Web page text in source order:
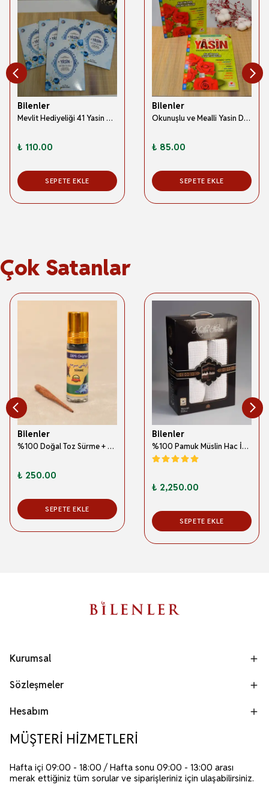
Bilenler
Mevlit Hediyeliği 41 Yasin Bilgisayar Hatlı Türkçe Okunuş Mealli ve Sesli 5 Adet Mavi
₺ 110.00
SEPETE EKLE
Bilenler
Okunuşlu ve Mealli Yasin Dua Kitabı Orta Boy
₺ 85.00
SEPETE EKLE
Çok Satanlar
Bilenler
%100 Doğal Toz Sürme + Ahşap Sürme Çubuğu | Geleneksel ve Orijinal Göz Sürmesi
₺ 250.00
SEPETE EKLE
Bilenler
%100 Pamuk Müslin Hac İhramı – Hafif; Dikişsiz ve Antibakteriyel
₺ 2,250.00
SEPETE EKLE
Kurumsal
Sözleşmeler
Hesabım
MÜŞTERİ HİZMETLERİ
Hafta içi 09:00 - 18:00 / Hafta sonu 09:00 - 13:00 arası
merak ettiğiniz tüm sorular ve siparişleriniz için ulaşabilirsiniz.